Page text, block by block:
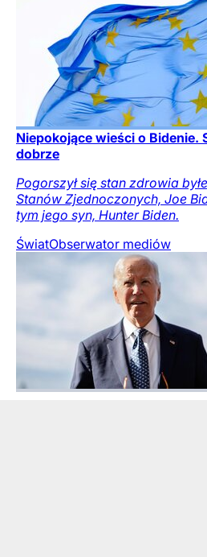
Niepokojące wieści o Bidenie.
dobrze
Pogorszył się stan zdrowia
Stanów Zjednoczonych, Joe
tym jego syn, Hunter Biden.
ŚwiatObserwator mediów